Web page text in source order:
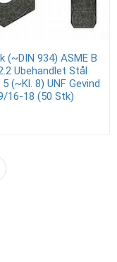
(~DIN 934) ASME B
Ubehandlet Stål
(~Kl. 8) UNF Gevind
16-18 (50 Stk)